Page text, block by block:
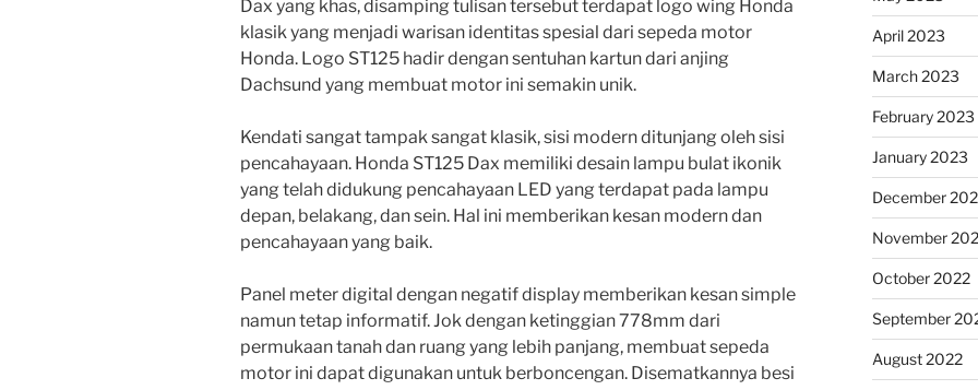
Dax yang khas, disamping tulisan tersebut terdapat logo wing Honda
klasik yang menjadi warisan identitas spesial dari sepeda motor
Honda. Logo ST125 hadir dengan sentuhan kartun dari anjing
Dachsund yang membuat motor ini semakin unik.
Kendati sangat tampak sangat klasik, sisi modern ditunjang oleh sisi
pencahayaan. Honda ST125 Dax memiliki desain lampu bulat ikonik
yang telah didukung pencahayaan LED yang terdapat pada lampu
depan, belakang, dan sein. Hal ini memberikan kesan modern dan
pencahayaan yang baik.
Panel meter digital dengan negatif display memberikan kesan simple
namun tetap informatif. Jok dengan ketinggian 778mm dari
permukaan tanah dan ruang yang lebih panjang, membuat sepeda
motor ini dapat digunakan untuk berboncengan. Disematkannya besi
April 2023
March 2023
February 2023
January 2023
December
November
October 2022
September
August 2022